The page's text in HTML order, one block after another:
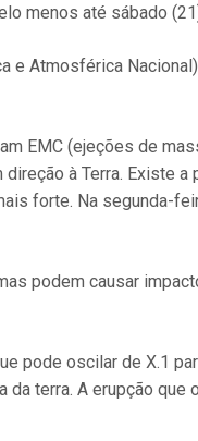
menos até sábado
e Atmosférica
EMC (ejeções de
à Terra. Existe
forte. Na segunda-
podem causar
pode oscilar de X.1
terra. A erupção que